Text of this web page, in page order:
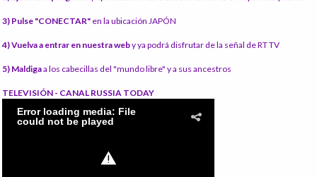
3) Pulse "CONECTAR" en la ubicación JAPÓN
4) Vuelva a entrar en nuestra weby ya podrá disfrutar de la señal de RT TV
5) Maldigaa los cabecillas del "mundo libre" y a sus ancestros
TELEVISIÓN - CANAL RUSSIA TODAY